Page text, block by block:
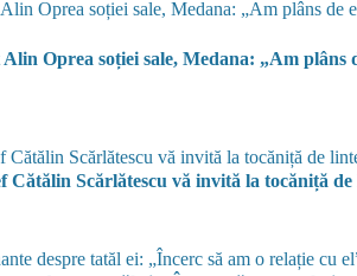
Oprea soției sale, Medana: „Am plâns
Cătălin Scărlătescu vă invită la tocăniță